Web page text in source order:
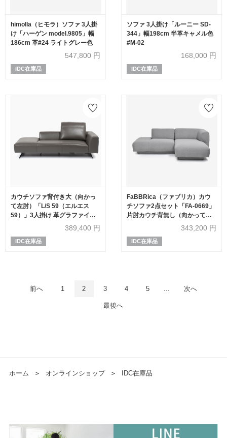
himolla（ヒモラ）ソファ 3人掛
け「ハーゲン model.9805」幅
186cm 革#24 ライトグレー色
547,800 円
IDC在庫品
ソファ 3人掛け「ルーニー SD-
344」幅198cm 半革キャメル色
#M-02
168,000 円
IDC在庫品
カウチソファ背付き大（向かっ
て左肘）「L/S 59（エルエス
59）」3人掛け 革グラファイト
389,400 円
IDC在庫品
FaBBRica（ファブリカ）カウ
チソファ2点セット「FA-0669」
片肘カウチ背無し（向かって左
肘）+片肘カウチ（向かって右
肘）布#FA-2 FAB-VIS-451 アッ
シュ色
343,200 円
IDC在庫品
前へ 1 2 3 4 5 次へ
最後へ
ホーム ＞ オンラインショップ ＞ IDC在庫品